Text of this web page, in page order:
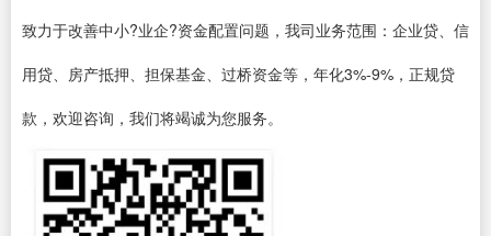
致力于改善中小?业企?资金配置问题，我司业务范围：企业贷、信
用贷、房产抵押、担保基金、过桥资金等，年化3%-9%，正规贷
款，欢迎咨询，我们将竭诚为您服务。